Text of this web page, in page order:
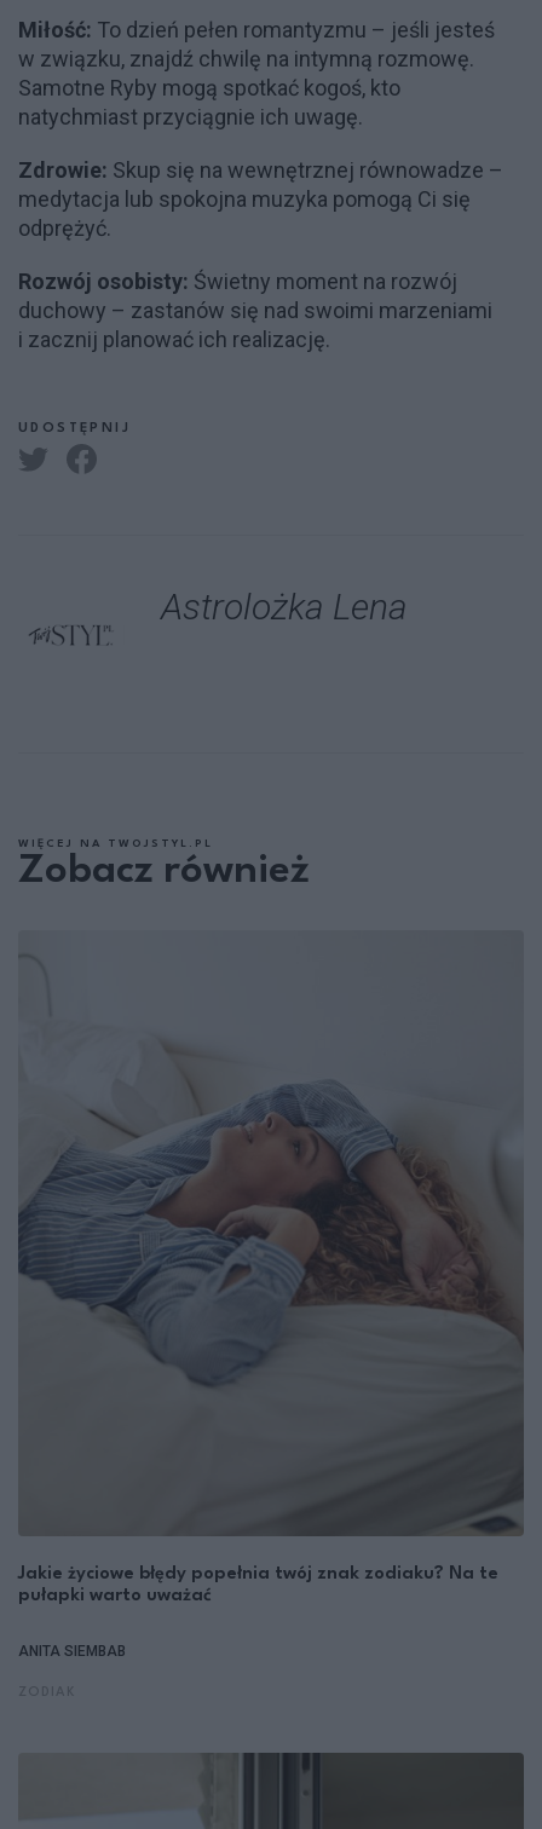
Miłość: To dzień pełen romantyzmu – jeśli jesteś
w związku, znajdź chwilę na intymną rozmowę.
Samotne Ryby mogą spotkać kogoś, kto
natychmiast przyciągnie ich uwagę.
Zdrowie: Skup się na wewnętrznej równowadze –
medytacja lub spokojna muzyka pomogą Ci się
odprężyć.
Rozwój osobisty: Świetny moment na rozwój
duchowy – zastanów się nad swoimi marzeniami
i zacznij planować ich realizację.
UDOSTĘPNIJ
Astrolożka Lena
WIĘCEJ NA TWOJSTYL.PL
Zobacz również
Jakie życiowe błędy popełnia twój znak zodiaku? Na te
pułapki warto uważać
ANITA SIEMBAB